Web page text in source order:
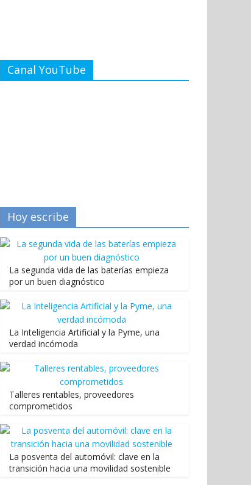
Canal YouTube
Hoy escribe
La segunda vida de las baterías empieza
por un buen diagnóstico
La Inteligencia Artificial y la Pyme, una
verdad incómoda
Talleres rentables, proveedores
comprometidos
La posventa del automóvil: clave en la
transición hacia una movilidad sostenible